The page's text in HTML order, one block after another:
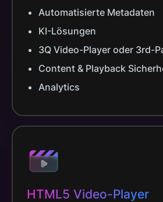
Automatisierte Metadaten
KI-Lösungen
3Q Video-Player oder 3rd-
Content & Playback
Analytics
HTML5 Video-Player